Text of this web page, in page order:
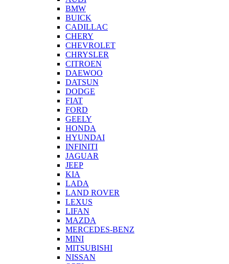
BMW
BUICK
CADILLAC
CHERY
CHEVROLET
CHRYSLER
CITROEN
DAEWOO
DATSUN
DODGE
FIAT
FORD
GEELY
HONDA
HYUNDAI
INFINITI
JAGUAR
JEEP
KIA
LADA
LAND ROVER
LEXUS
LIFAN
MAZDA
MERCEDES-BENZ
MINI
MITSUBISHI
NISSAN